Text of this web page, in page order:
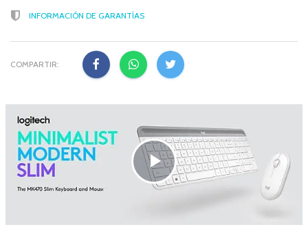
INFORMACIÓN DE GARANTÍAS
COMPARTIR: